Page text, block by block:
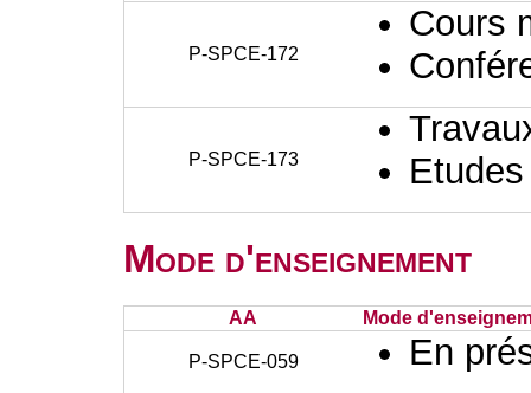
P-SPCE-172
Cours
P-SPCE-173
Mode d'enseignement
AA Mode
P-SPCE-059 En